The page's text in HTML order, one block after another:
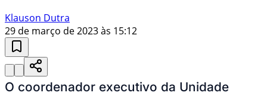
Klauson Dutra
29 de março de 2023 às 15:12
O coordenador executivo da Unidade